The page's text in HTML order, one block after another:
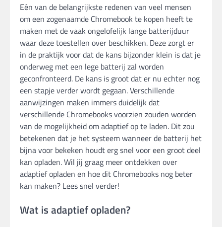
Eén van de belangrijkste redenen van veel mensen
om een zogenaamde Chromebook te kopen heeft te
maken met de vaak ongelofelijk lange batterijduur
waar deze toestellen over beschikken. Deze zorgt er
in de praktijk voor dat de kans bijzonder klein is dat je
onderweg met een lege batterij zal worden
geconfronteerd. De kans is groot dat er nu echter nog
een stapje verder wordt gegaan. Verschillende
aanwijzingen maken immers duidelijk dat
verschillende Chromebooks voorzien zouden worden
van de mogelijkheid om adaptief op te laden. Dit zou
betekenen dat je het systeem wanneer de batterij het
bijna voor bekeken houdt erg snel voor een groot deel
kan opladen. Wil jij graag meer ontdekken over
adaptief opladen en hoe dit Chromebooks nog beter
kan maken? Lees snel verder!
Wat is adaptief opladen?